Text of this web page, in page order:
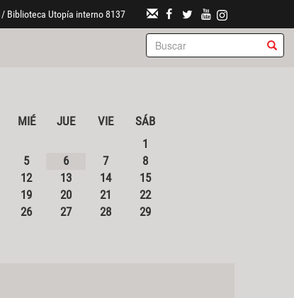
Biblioteca Utopía interno 8137
MIÉ JUE VIE
SÁB
1
5 6 7
8
12 13 14
15
19 20 21
22
26 27 28
29